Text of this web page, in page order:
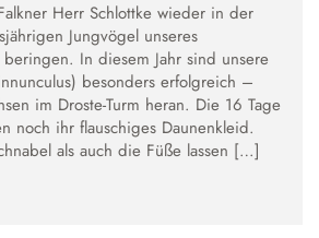
Herr Schlottke wieder in der
Jungvögel unseres
beringen. In diesem Jahr sind unsere
besonders erfolgreich –
im Droste-Turm heran. Die 16 Tage
noch ihr flauschiges Daunenkleid.
als auch die Füße lassen […]